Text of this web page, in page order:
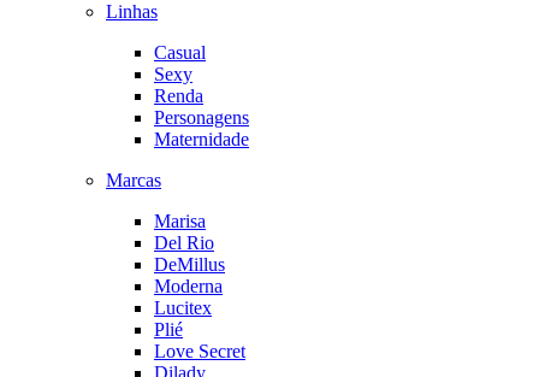
Linhas
Casual
Sexy
Renda
Personagens
Maternidade
Marcas
Marisa
Del Rio
DeMillus
Moderna
Lucitex
Plié
Love Secret
Dilady